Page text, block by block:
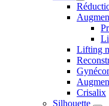
Lifting
Crisalix
Silhouette